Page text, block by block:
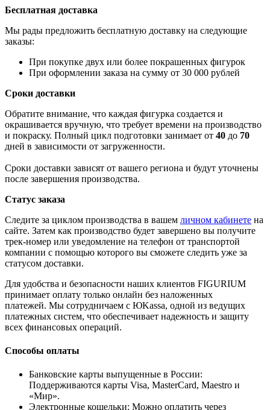
Бесплатная доставка
Мы рады предложить бесплатную доставку на следующие
заказы:
При покупке двух или более покрашенных фигурок
При оформлении заказа на сумму от 30 000 рублей
Сроки доставки
Обратите внимание, что каждая фигурка создается и
окрашивается вручную, что требует времени на производство
и покраску. Полный цикл подготовки занимает от 40 до 70
дней в зависимости от загруженности.
Сроки доставки зависят от вашего региона и будут уточнены
после завершения производства.
Статус заказа
Следите за циклом производства в вашем личном кабинете на
сайте. Затем как производство будет завершено вы получите
трек-номер или уведомление на телефон от транспортой
компании с помощью которого вы сможете следить уже за
статусом доставки.
Для удобства и безопасности наших клиентов FIGURIUM
принимает оплату только онлайн без наложенных
платежей. Мы сотрудничаем с ЮKassa, одной из ведущих
платежных систем, что обеспечивает надежность и защиту
всех финансовых операций.
Способы оплаты
Банковские карты выпущенные в России:
Поддерживаются карты Visa, MasterCard, Maestro и
«Мир».
Электронные кошельки: Можно оплатить через